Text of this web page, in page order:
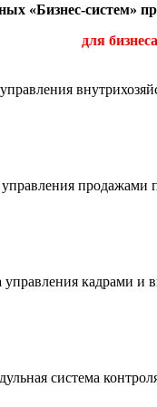
«Бизнес-систем»
для бизнеса
управления
управления кадрами и
система